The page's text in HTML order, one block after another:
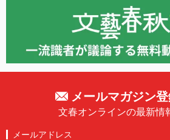
メールマガジン登
文春オンラインの最新情
メールアドレス